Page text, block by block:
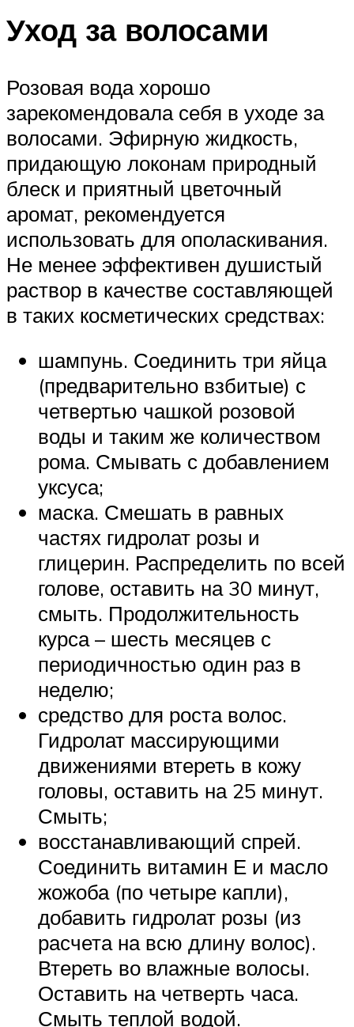
Уход за волосами
Розовая вода хорошо
зарекомендовала себя в уходе за
волосами. Эфирную жидкость,
придающую локонам природный
блеск и приятный цветочный
аромат, рекомендуется
использовать для ополаскивания.
Не менее эффективен душистый
раствор в качестве составляющей
в таких косметических средствах:
шампунь. Соединить три яйца
(предварительно взбитые) с
четвертью чашкой розовой
воды и таким же количеством
рома. Смывать с добавлением
уксуса;
маска. Смешать в равных
частях гидролат розы и
глицерин. Распределить по всей
голове, оставить на 30 минут,
смыть. Продолжительность
курса – шесть месяцев с
периодичностью один раз в
неделю;
средство для роста волос.
Гидролат массирующими
движениями втереть в кожу
головы, оставить на 25 минут.
Смыть;
восстанавливающий спрей.
Соединить витамин Е и масло
жожоба (по четыре капли),
добавить гидролат розы (из
расчета на всю длину волос).
Втереть во влажные волосы.
Оставить на четверть часа.
Смыть теплой водой.